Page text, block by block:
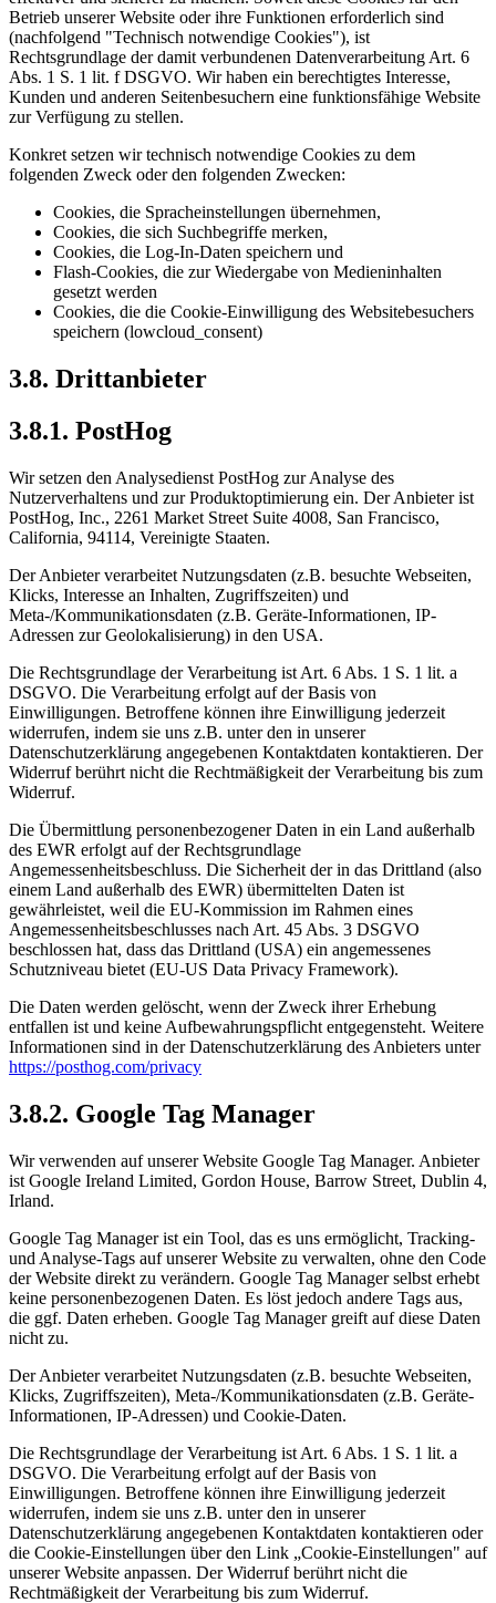
Betrieb unserer Website oder ihre Funktionen erforderlich sind
(nachfolgend "Technisch notwendige Cookies"), ist
Rechtsgrundlage der damit verbundenen Datenverarbeitung Art. 6
Abs. 1 S. 1 lit. f DSGVO. Wir haben ein berechtigtes Interesse,
Kunden und anderen Seitenbesuchern eine funktionsfähige Website
zur Verfügung zu stellen.
Konkret setzen wir technisch notwendige Cookies zu dem
folgenden Zweck oder den folgenden Zwecken:
Cookies, die Spracheinstellungen übernehmen,
Cookies, die sich Suchbegriffe merken,
Cookies, die Log-In-Daten speichern und
Flash-Cookies, die zur Wiedergabe von Medieninhalten
gesetzt werden
Cookies, die die Cookie-Einwilligung des Websitebesuchers
speichern (lowcloud_consent)
3.8. Drittanbieter
3.8.1. PostHog
Wir setzen den Analysedienst PostHog zur Analyse des
Nutzerverhaltens und zur Produktoptimierung ein. Der Anbieter ist
PostHog, Inc., 2261 Market Street Suite 4008, San Francisco,
California, 94114, Vereinigte Staaten.
Der Anbieter verarbeitet Nutzungsdaten (z.B. besuchte Webseiten,
Klicks, Interesse an Inhalten, Zugriffszeiten) und
Meta-/Kommunikationsdaten (z.B. Geräte-Informationen, IP-
Adressen zur Geolokalisierung) in den USA.
Die Rechtsgrundlage der Verarbeitung ist Art. 6 Abs. 1 S. 1 lit. a
DSGVO. Die Verarbeitung erfolgt auf der Basis von
Einwilligungen. Betroffene können ihre Einwilligung jederzeit
widerrufen, indem sie uns z.B. unter den in unserer
Datenschutzerklärung angegebenen Kontaktdaten kontaktieren. Der
Widerruf berührt nicht die Rechtmäßigkeit der Verarbeitung bis zum
Widerruf.
Die Übermittlung personenbezogener Daten in ein Land außerhalb
des EWR erfolgt auf der Rechtsgrundlage
Angemessenheitsbeschluss. Die Sicherheit der in das Drittland (also
einem Land außerhalb des EWR) übermittelten Daten ist
gewährleistet, weil die EU-Kommission im Rahmen eines
Angemessenheitsbeschlusses nach Art. 45 Abs. 3 DSGVO
beschlossen hat, dass das Drittland (USA) ein angemessenes
Schutzniveau bietet (EU-US Data Privacy Framework).
Die Daten werden gelöscht, wenn der Zweck ihrer Erhebung
entfallen ist und keine Aufbewahrungspflicht entgegensteht. Weitere
Informationen sind in der Datenschutzerklärung des Anbieters unter
https://posthog.com/privacy
3.8.2. Google Tag Manager
Wir verwenden auf unserer Website Google Tag Manager. Anbieter
ist Google Ireland Limited, Gordon House, Barrow Street, Dublin 4,
Irland.
Google Tag Manager ist ein Tool, das es uns ermöglicht, Tracking-
und Analyse-Tags auf unserer Website zu verwalten, ohne den Code
der Website direkt zu verändern. Google Tag Manager selbst erhebt
keine personenbezogenen Daten. Es löst jedoch andere Tags aus,
die ggf. Daten erheben. Google Tag Manager greift auf diese Daten
nicht zu.
Der Anbieter verarbeitet Nutzungsdaten (z.B. besuchte Webseiten,
Klicks, Zugriffszeiten), Meta-/Kommunikationsdaten (z.B. Geräte-
Informationen, IP-Adressen) und Cookie-Daten.
Die Rechtsgrundlage der Verarbeitung ist Art. 6 Abs. 1 S. 1 lit. a
DSGVO. Die Verarbeitung erfolgt auf der Basis von
Einwilligungen. Betroffene können ihre Einwilligung jederzeit
widerrufen, indem sie uns z.B. unter den in unserer
Datenschutzerklärung angegebenen Kontaktdaten kontaktieren oder
die Cookie-Einstellungen über den Link „Cookie-Einstellungen" auf
unserer Website anpassen. Der Widerruf berührt nicht die
Rechtmäßigkeit der Verarbeitung bis zum Widerruf.